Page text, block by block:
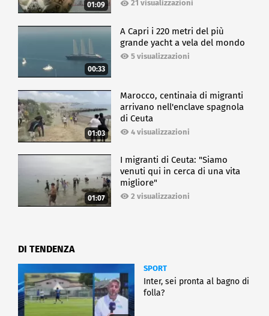
01:09 21 visualizzazioni
00:33
A Capri i 220 metri del più
grande yacht a vela del mondo
5 visualizzazioni
01:03
Marocco, centinaia di migranti
arrivano nell'enclave spagnola
di Ceuta
4 visualizzazioni
01:07
I migranti di Ceuta: "Siamo
venuti qui in cerca di una vita
migliore"
2 visualizzazioni
DI TENDENZA
SPORT
Inter, sei pronta al bagno di
folla?